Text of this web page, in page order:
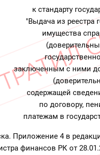
помощник
к стандарту
"Выдача из реестра
имущества
заключенным с ними
содержащей
по договору,
платежам в
Приложение 4 в
финансов РК от